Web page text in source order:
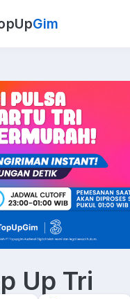
Gim
Up Tri